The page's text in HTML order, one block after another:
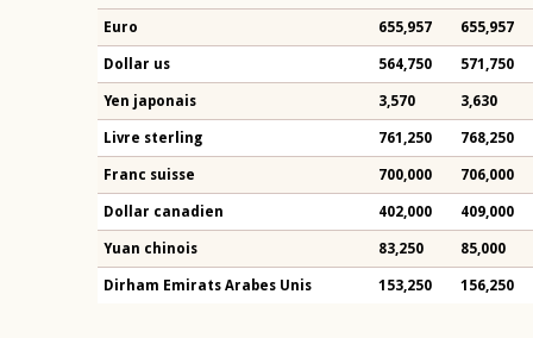
Euro 655,957 655,957
Dollar us 564,750 571,750
Yen japonais 3,570 3,630
Livre sterling 761,250 768,250
Franc suisse 700,000 706,000
Dollar canadien 402,000 409,000
Yuan chinois 83,250 85,000
Dirham Emirats Arabes Unis 153,250 156,250